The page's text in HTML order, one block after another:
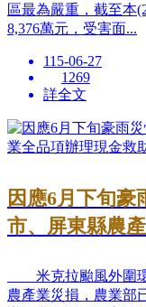
區最為嚴重，截至本
8,376萬元，受害面...
115-06-27
1269
詳全文
因應6月下旬豪
市、屏東縣農
米克拉颱風外圍環
農產業災損，農業部